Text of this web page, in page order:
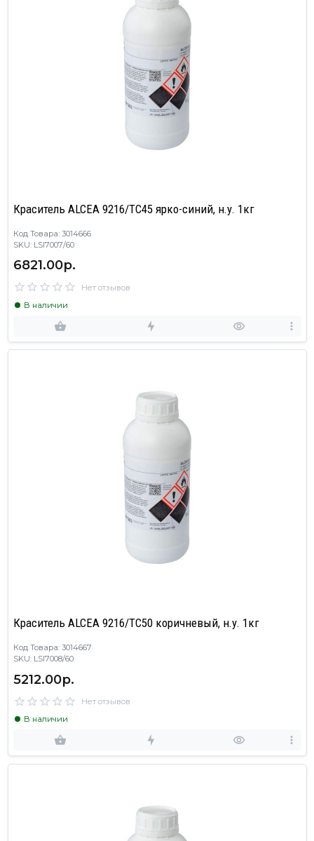
Краситель ALCEA 9216/TC45 ярко-синий, н.у. 1кг
Код Товара: 3014666
SKU: LSI7007/60
6821.00р.
Нет отзывов
В наличии
Краситель ALCEA 9216/TC50 коричневый, н.у. 1кг
Код Товара: 3014667
SKU: LSI7008/60
5212.00р.
Нет отзывов
В наличии